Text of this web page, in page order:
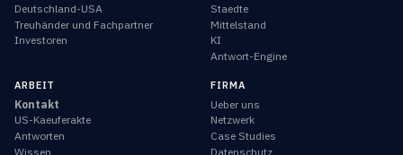
Deutschland-USA
Treuhänder und Fachpartner
Investoren
Staedte
Mittelstand
KI
Antwort-Engine
ARBEIT
Kontakt
US-Kaeuferakte
Antworten
Wissen
FIRMA
Ueber uns
Netzwerk
Case Studies
Datenschutz